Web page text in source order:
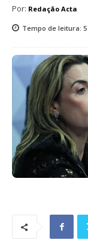
Por: Redação Acta
Tempo de leitura: 5